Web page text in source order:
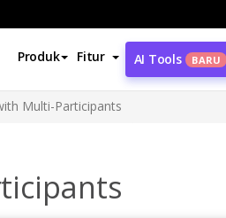
Produk Fitur AI Tools BARU
Multi-Participants